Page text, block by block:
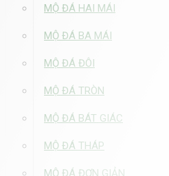
MỘ ĐÁ HAI MÁI
MỘ ĐÁ BA MÁI
MỘ ĐÁ ĐÔI
MỘ ĐÁ TRÒN
MỘ ĐÁ BÁT GIÁC
MỘ ĐÁ THÁP
MỘ ĐÁ ĐƠN GIẢN